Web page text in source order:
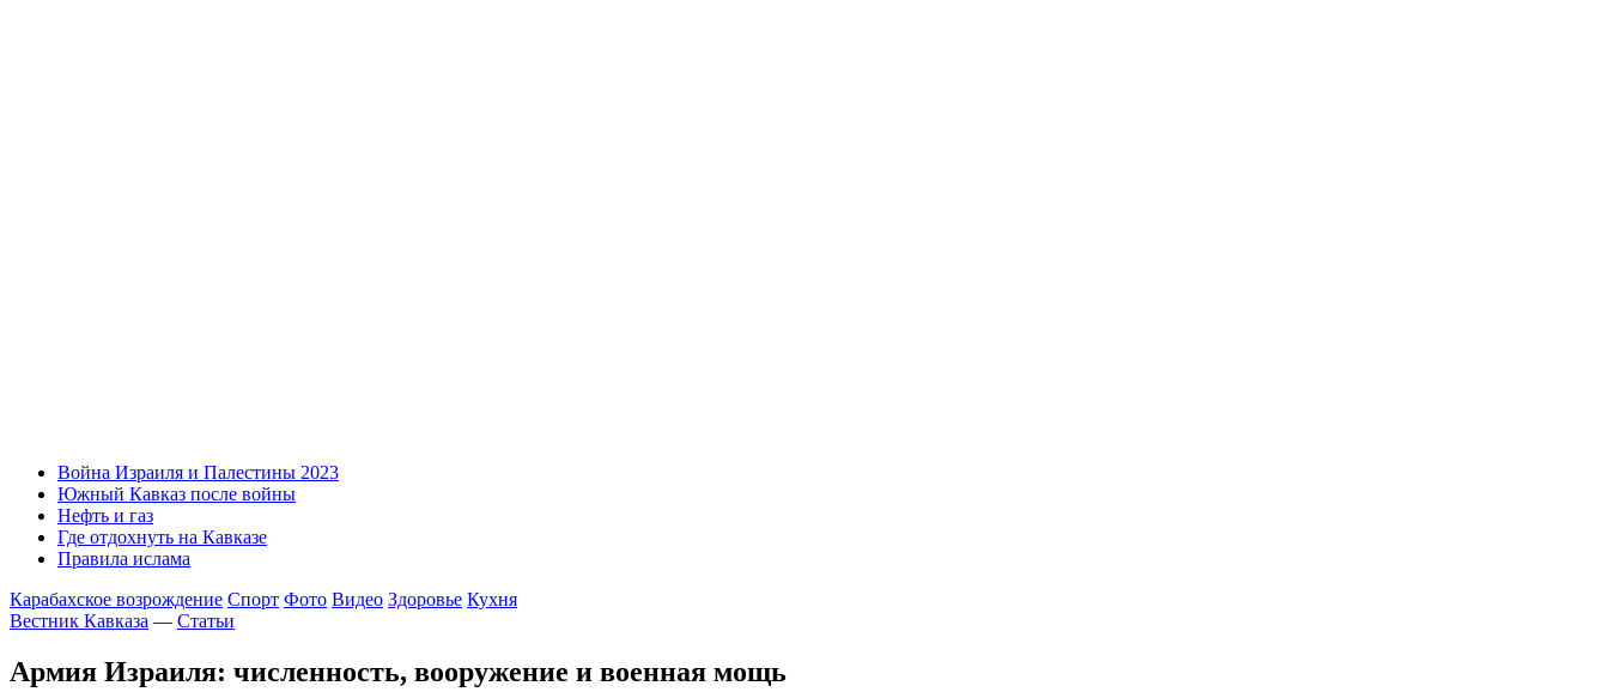
Война Израиля и Палестины 2023
Южный Кавказ после войны
Нефть и газ
Где отдохнуть на Кавказе
Правила ислама
Карабахское возрождение Спорт Фото Видео Здоровье Кухня
Вестник Кавказа — Статьи
Армия Израиля: численность, вооружение и военная мощь